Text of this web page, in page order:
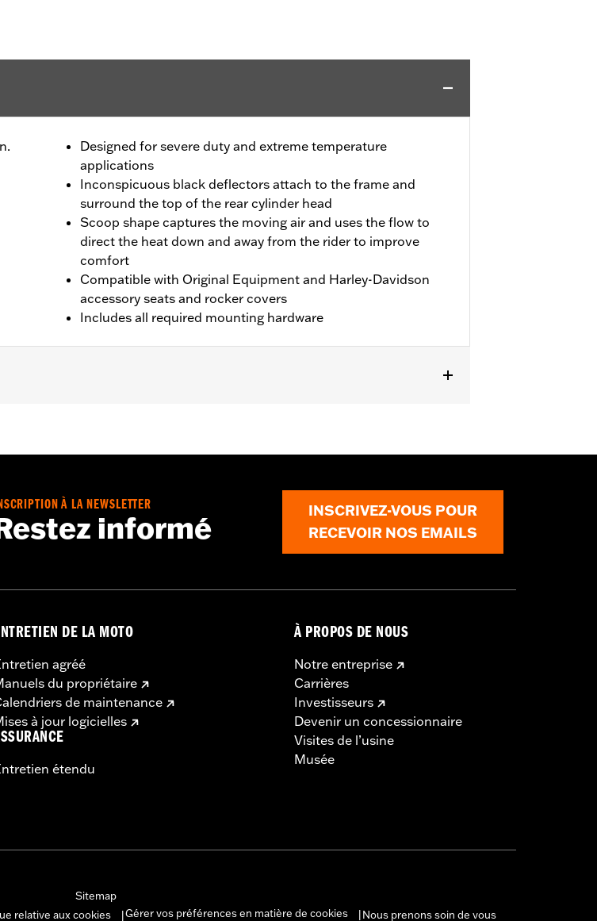
Designed for severe duty and extreme temperature
applications
Inconspicuous black deflectors attach to the frame and
surround the top of the rear cylinder head
Scoop shape captures the moving air and uses the flow to
direct the heat down and away from the rider to improve
comfort
Compatible with Original Equipment and Harley-Davidson
accessory seats and rocker covers
Includes all required mounting hardware
À LA NEWSLETTER
informé
INSCRIVEZ-VOUS POUR
RECEVOIR NOS EMAILS
DE LA MOTO
agréé
du propriétaire
de maintenance
à jour logicielles
étendu
À PROPOS DE NOUS
Notre entreprise
Carrières
Investisseurs
Devenir un concessionnaire
Visites de l’usine
Musée
Sitemap
relative aux cookies Gérer vos préférences en matière de cookies Nous prenons soin de vous